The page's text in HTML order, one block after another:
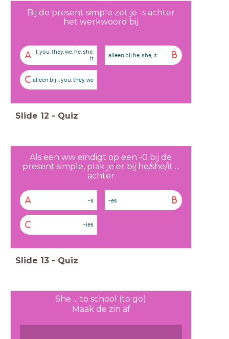
Bij de present simple zet je -s achter
het werkwoord bij
A
I, you, they, we, he, she,
it
B
alleen bij he, she, it
C alleen bij I, you, they, we
Slide 12 - Quiz
Als een ww eindigt op een -0 bij de
present simple, plak je er bij he/she/it ...
achter
A -s B
-es
C -ies
Slide 13 - Quiz
She ... to school (to go)
Maak de zin af